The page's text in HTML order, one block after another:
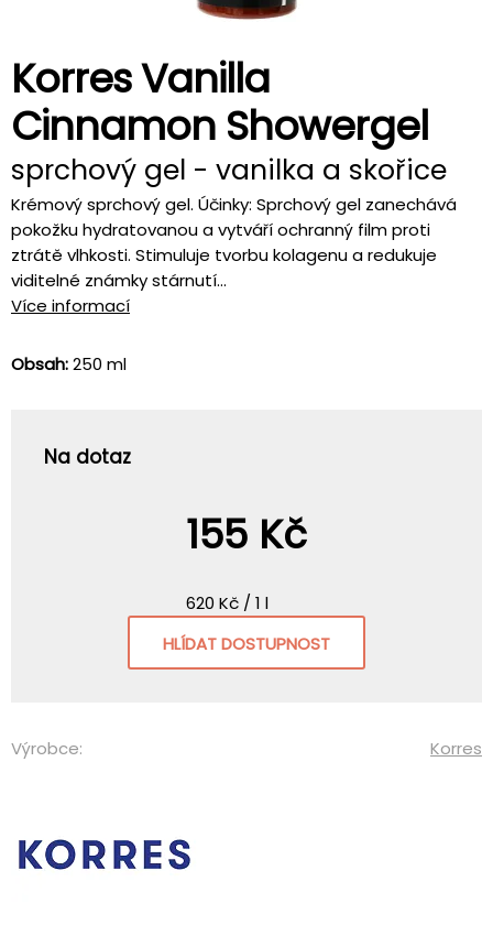
Korres Vanilla
Cinnamon Showergel
sprchový gel - vanilka a skořice
Krémový sprchový gel. Účinky: Sprchový gel zanechává
pokožku hydratovanou a vytváří ochranný film proti
ztrátě vlhkosti. Stimuluje tvorbu kolagenu a redukuje
viditelné známky stárnutí...
Více informací
Obsah:250 ml
Na dotaz
155 Kč
620 Kč / 1 l
HLÍDAT DOSTUPNOST
Výrobce: Korres